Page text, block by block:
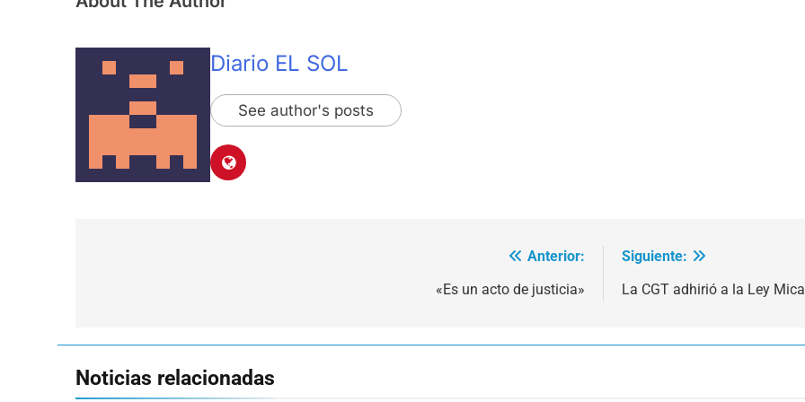
Diario EL SOL
See author's posts
Anterior:
«Es un acto de justicia»
Siguiente:
La CGT adhirió a la Ley
Noticias relacionadas